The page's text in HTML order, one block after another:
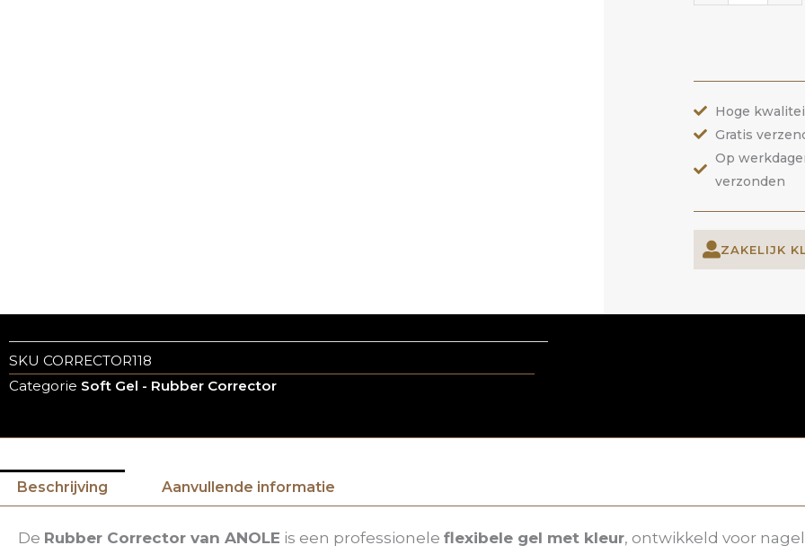
Hoge
Gratis
Op
verzonden
ZAKELIJK
SKU CORRECTOR118
Categorie Soft Gel - Rubber Corrector
Beschrijving Aanvullende informatie
De Rubber Corrector van ANOLE is een professionele flexibele gel met kleur, ontwikkeld voor